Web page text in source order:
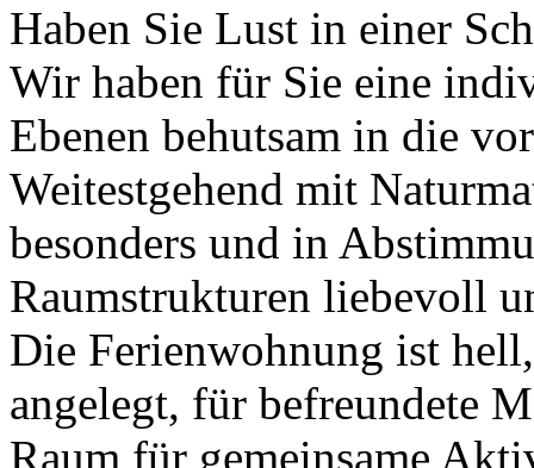
Haben Sie Lust in einer
Wir haben für Sie eine
Ebenen behutsam in die
Weitestgehend mit
besonders und in
Raumstrukturen liebevoll
Die Ferienwohnung ist
angelegt, für befreundete
Raum für gemeinsame